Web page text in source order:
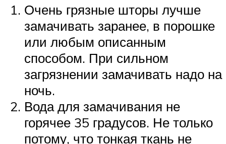
Очень грязные шторы лучше
замачивать заранее, в порошке
или любым описанным
способом. При сильном
загрязнении замачивать надо на
ночь.
Вода для замачивания не
горячее 35 градусов. Не только
потому, что тонкая ткань не